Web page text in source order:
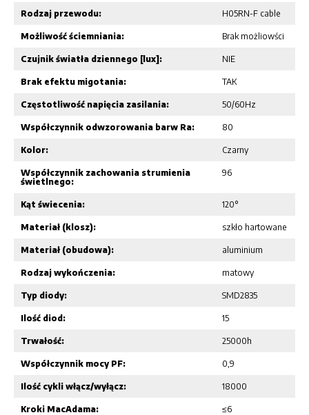
Rodzaj przewodu: H05RN-F cable
Możliwość ściemniania: Brak możliowści
Czujnik światła dziennego [lux]: NIE
Brak efektu migotania: TAK
Częstotliwość napięcia zasilania: 50/60Hz
Współczynnik odwzorowania barw Ra: 80
Kolor: Czarny
Współczynnik zachowania strumienia
świetlnego:
96
Kąt świecenia: 120°
Materiał (klosz): szkło hartowane
Materiał (obudowa): aluminium
Rodzaj wykończenia: matowy
Typ diody: SMD2835
Ilość diod: 15
Trwałość: 25000h
Współczynnik mocy PF: 0,9
Ilość cykli włącz/wyłącz: 18000
Kroki MacAdama: ≤6